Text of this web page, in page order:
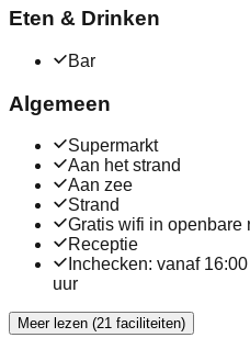
Eten & Drinken
Bar
Algemeen
Supermarkt
Aan het strand
Aan zee
Strand
Gratis wifi in openbare
Receptie
Inchecken: vanaf
uur
Meer lezen (21 faciliteiten)